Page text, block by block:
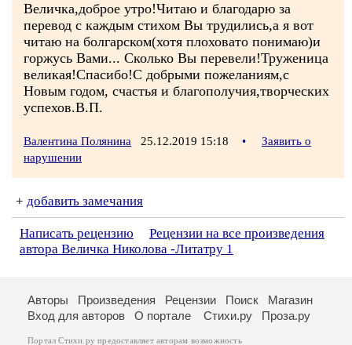
Величка,доброе утро!Читаю и благодарю за
перевод с каждым стихом Вы трудились,а я вот
читаю на болгарском(хотя плоховато понимаю)и
горжусь Вами... Сколько Вы перевели!Труженица
великая!Спасибо!С добрыми пожеланиям,с
Новым годом, счастья и благополучия,творческих
успехов.В.П.
Валентина Полянина 25.12.2019 15:18 •
Заявить о
нарушении
+ добавить замечания
Написать рецензию
Рецензии на все произведения
автора Величка Николова -Литатру 1
Авторы Произведения Рецензии Поиск
Магазин
Вход для авторов
О портале Стихи.ру Проза.ру
Портал Стихи.ру предоставляет авторам возможность